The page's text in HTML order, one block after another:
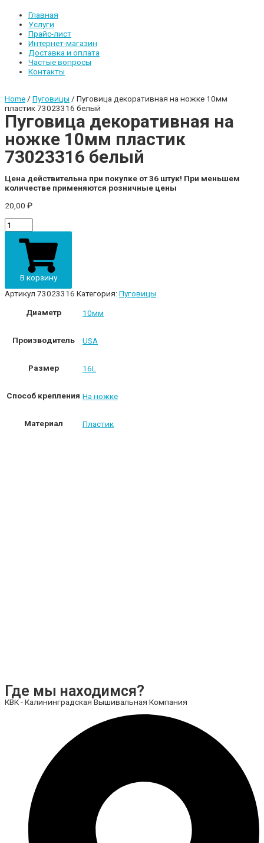
Главная
Услуги
Прайс-лист
Интернет-магазин
Доставка и оплата
Частые вопросы
Контакты
Home / Пуговицы / Пуговица декоративная на ножке 10мм
пластик 73023316 белый
Пуговица декоративная на
ножке 10мм пластик
73023316 белый
Цена действительна при покупке от 36 штук! При меньшем
количестве применяются розничные цены
20,00 ₽
Пуговица
декоративная
ножке
пластик
73023316
белый
quantity
В корзину
Артикул 73023316 Категория: Пуговицы
Диаметр
10мм
Производитель USA
Размер 16L
Способ крепления На ножке
Материал Пластик
Где мы находимся?
КВК - Калининградская Вышивальная Компания